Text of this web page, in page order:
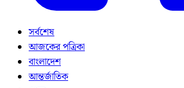
সর্বশেষ
আজকের পত্রিকা
বাংলাদেশ
আন্তর্জাতিক